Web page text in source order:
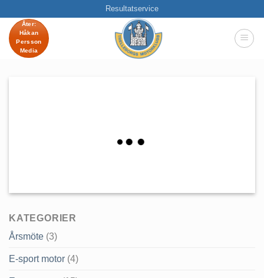
content
Resultatservice
Åter:
Håkan
Persson
Media
KATEGORIER
Årsmöte (3)
E-sport motor (4)